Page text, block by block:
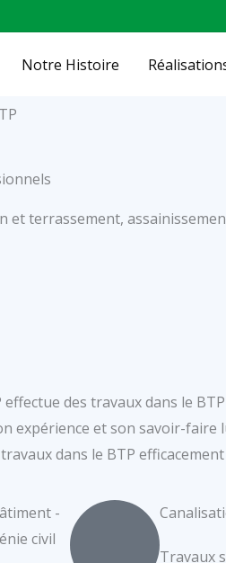
Notre Histoire
terrassement,
effectue des travaux dans le
expérience et son savoir-
dans le BTP efficacement
-
civil
Travaux